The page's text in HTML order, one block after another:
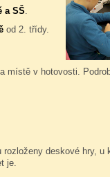
a SŠ.
od 2. třídy.
místě v hotovosti.
rozloženy deskové hry, u
je.